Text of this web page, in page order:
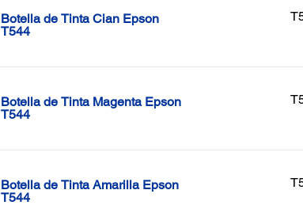
Botella de Tinta Cian Epson
T544
Botella de Tinta Magenta Epson
T544
Botella de Tinta Amarilla Epson
T544